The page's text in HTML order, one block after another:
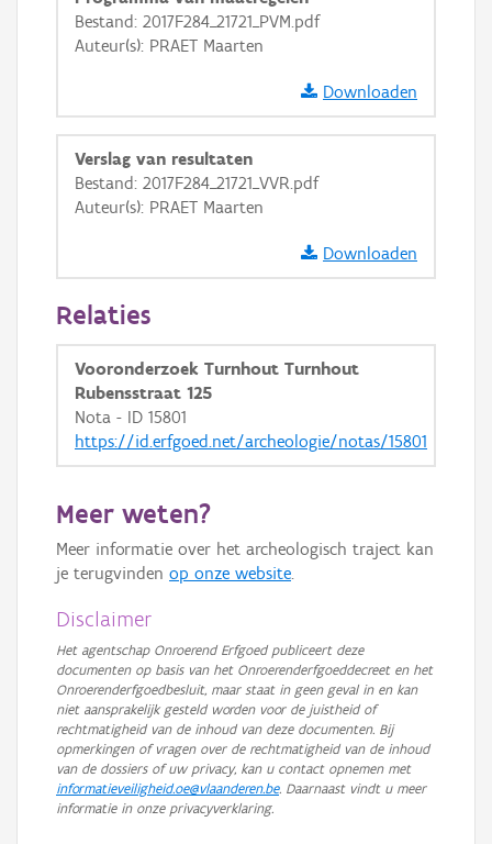
+ −
Basis Lagen
GRB-Basiskaart in grijswaarden
Bestand: 2017F284_21721_PVM.pdf
Auteur(s): PRAET Maarten
Downloaden
Verslag van resultaten
Bestand: 2017F284_21721_VVR.pdf
Auteur(s): PRAET Maarten
Downloaden
Relaties
Vooronderzoek Turnhout Turnhout
Rubensstraat 125
Nota - ID 15801
https://id.erfgoed.net/archeologie/notas/15801
Meer weten?
Meer informatie over het archeologisch traject kan
je terugvinden op onze website.
Disclaimer
Het agentschap Onroerend Erfgoed publiceert deze
documenten op basis van het Onroerenderfgoeddecreet en het
Onroerenderfgoedbesluit, maar staat in geen geval in en kan
niet aansprakelijk gesteld worden voor de juistheid of
rechtmatigheid van de inhoud van deze documenten. Bij
opmerkingen of vragen over de rechtmatigheid van de inhoud
van de dossiers of uw privacy, kan u contact opnemen met
informatieveiligheid.oe@vlaanderen.be. Daarnaast vindt u meer
informatie in onze privacyverklaring.